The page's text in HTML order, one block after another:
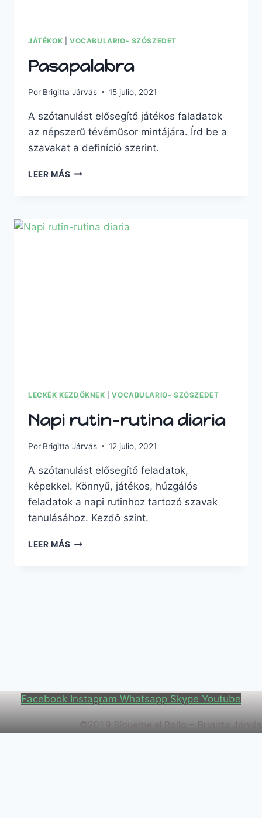
JÁTÉKOK VOCABULARIO- SZÓSZEDET
Pasapalabra
Por Brigitta Járvás 15 julio, 2021
A szótanulást elősegítő játékos faladatok
az népszerű tévéműsor mintájára. Írd be a
szavakat a definíció szerint.
LEER MÁS PASAPALABRA
LECKÉK KEZDŐKNEK |VOCABULARIO- SZÓSZEDET
Napi rutin-rutina diaria
Por Brigitta Járvás 12 julio, 2021
A szótanulást elősegítő feladatok,
képekkel. Könnyű, játékos, húzgálós
feladatok a napi rutinhoz tartozó szavak
tanulásához. Kezdő szint.
LEER MÁS NAPI
Facebook Instagram Whatsapp Skype Youtube
©2019 Sígueme el Rollo – Brigitta Járvás